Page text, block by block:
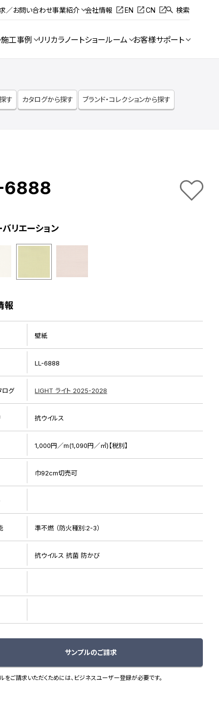
／お問い合わせ事業紹介 会社情報 EN CN 検索
施工事例 リリカラノートショールーム お客様サポート
す カタログから探す ブランド・コレクションから探す
6888
バリエーション
報
壁紙
LL-6888
ログ LIGHT ライト 2025-2028
抗ウイルス
1,000円／m(1,090円／㎡)【税別】
巾92cm切売可
準不燃 （防火種別:2-3）
抗ウイルス 抗菌 防かび
サンプルのご請求
をご請求いただくためには、ビジネスユーザー登録が必要です。